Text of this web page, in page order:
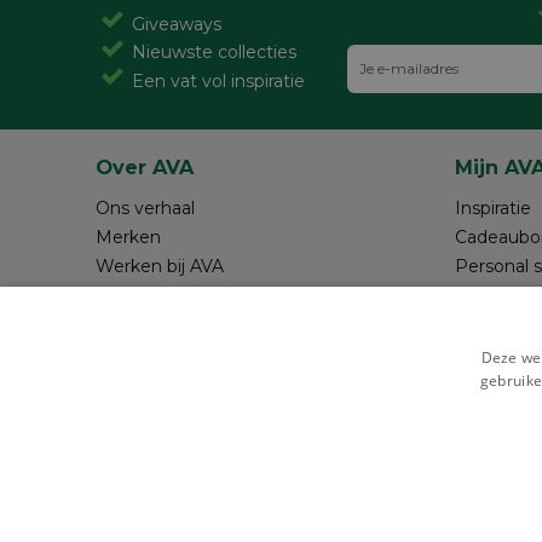
Giveaways
Nieuwste collecties
Een vat vol inspiratie
Over AVA
Ons verhaal
Merken
Werken bij AVA
Mijn
Inspiratie
Personal
Review
Deze